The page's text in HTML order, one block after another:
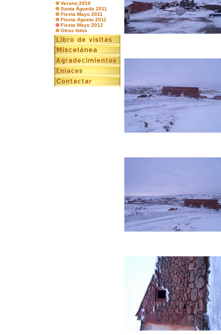
Verano 2010
Santa Águeda 2011
Fiesta Mayo 2011
Fiesta Agosto 2011
Fiesta Mayo 2012
Otras fotos